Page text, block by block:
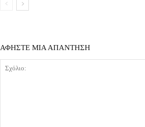
ΑΦΗΣΤΕ ΜΙΑ ΑΠΑΝΤΗΣΗ